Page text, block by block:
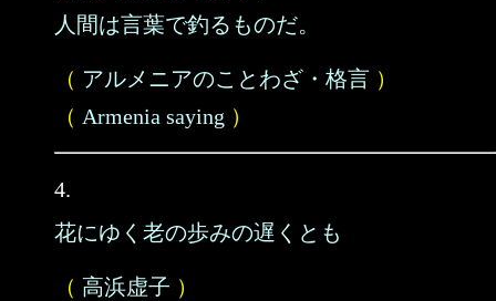
人間は言葉で釣るものだ。
（ アルメニアのことわざ・格言 ）
（ Armenia saying ）
4.
花にゆく老の歩みの遅くとも
（ 高浜虚子 ）